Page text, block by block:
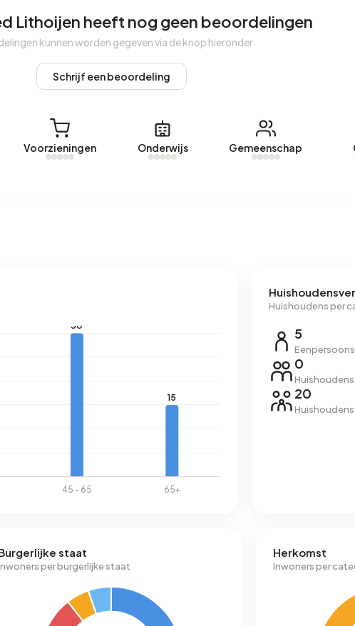
energielabel. De meest voorkomende
een adres in Buitengebied Lithoijen 4.920 kWh
van 2.810 kWh. Het aardgasverbruik
van 1.280 m³.
Lithoijen heeft nog geen beoordelingen
kunnen worden gegeven via de knop hieronder
Schrijf een beoordeling
Voorzieningen Onderwijs Gemeenschap
Huishoudens per
5
0
20
staat
per burgerlijke staat
Herkomst
Inwoners per